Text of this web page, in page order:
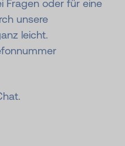
Fragen oder für eine
unsere
leicht.